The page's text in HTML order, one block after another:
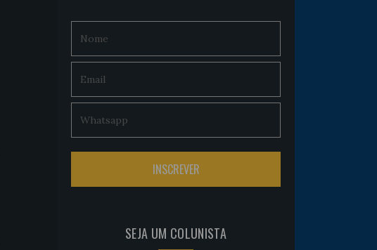
SEJA UM COLUNISTA